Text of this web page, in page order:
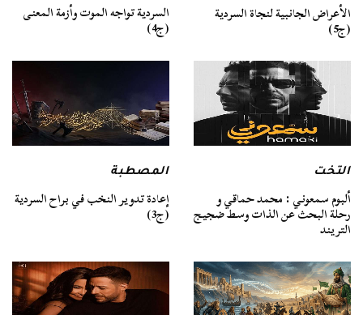
الأعراض الجانبية لنجاة السردية
(ج5)
السردية تواجه الموت وأزمة المعنى
(ج4)
التخت
ألبوم سمعوني : محمد حماقي و
رحلة البحث عن الذات وسط ضجيج
التريند
المصطبة
إعادة تدوير النخب في براح السردية
(ج3)